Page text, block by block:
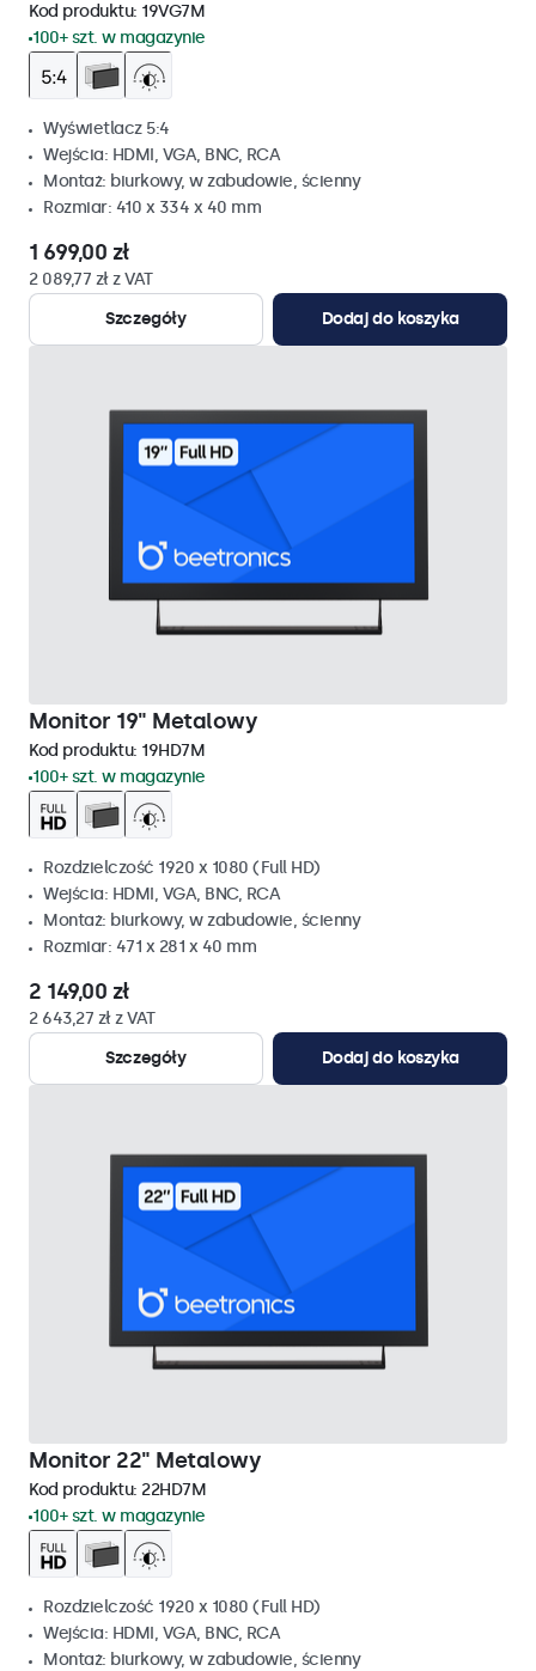
Kod produktu: 19VG7M
100+ szt. w magazynie
Wyświetlacz 5:4
Wejścia: HDMI, VGA, BNC, RCA
Montaż: biurkowy, w zabudowie, ścienny
Rozmiar: 410 x 334 x 40 mm
1 699,00 zł
2 089,77 zł z VAT
Szczegóły
Dodaj do koszyka
Monitor 19" Metalowy
Kod produktu: 19HD7M
100+ szt. w magazynie
Rozdzielczość 1920 x 1080 (Full HD)
Wejścia: HDMI, VGA, BNC, RCA
Montaż: biurkowy, w zabudowie, ścienny
Rozmiar: 471 x 281 x 40 mm
2 149,00 zł
2 643,27 zł z VAT
Szczegóły
Dodaj do koszyka
Monitor 22" Metalowy
Kod produktu: 22HD7M
100+ szt. w magazynie
Rozdzielczość 1920 x 1080 (Full HD)
Wejścia: HDMI, VGA, BNC, RCA
Montaż: biurkowy, w zabudowie, ścienny